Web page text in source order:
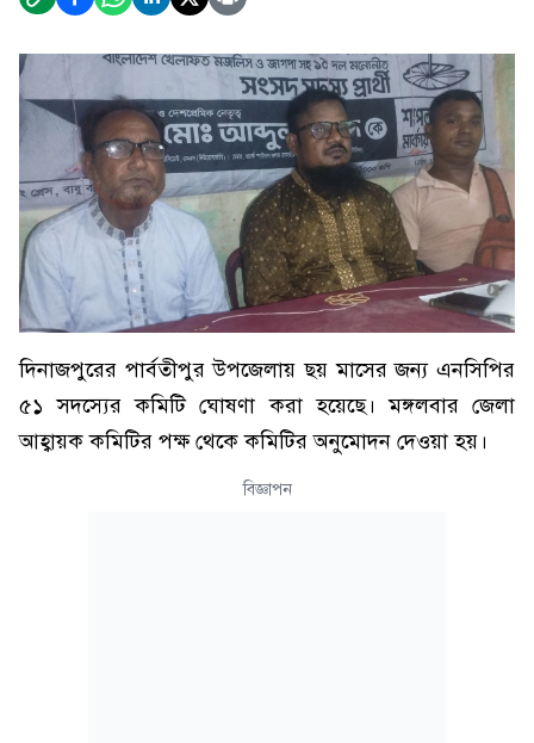
দিনাজপুরের পার্বতীপুর উপজেলায় ছয় মাসের জন্য এনসিপির
৫১ সদস্যের কমিটি ঘোষণা করা হয়েছে। মঙ্গলবার জেলা
আহ্বায়ক কমিটির পক্ষ থেকে কমিটির অনুমোদন দেওয়া হয়।
বিজ্ঞাপন